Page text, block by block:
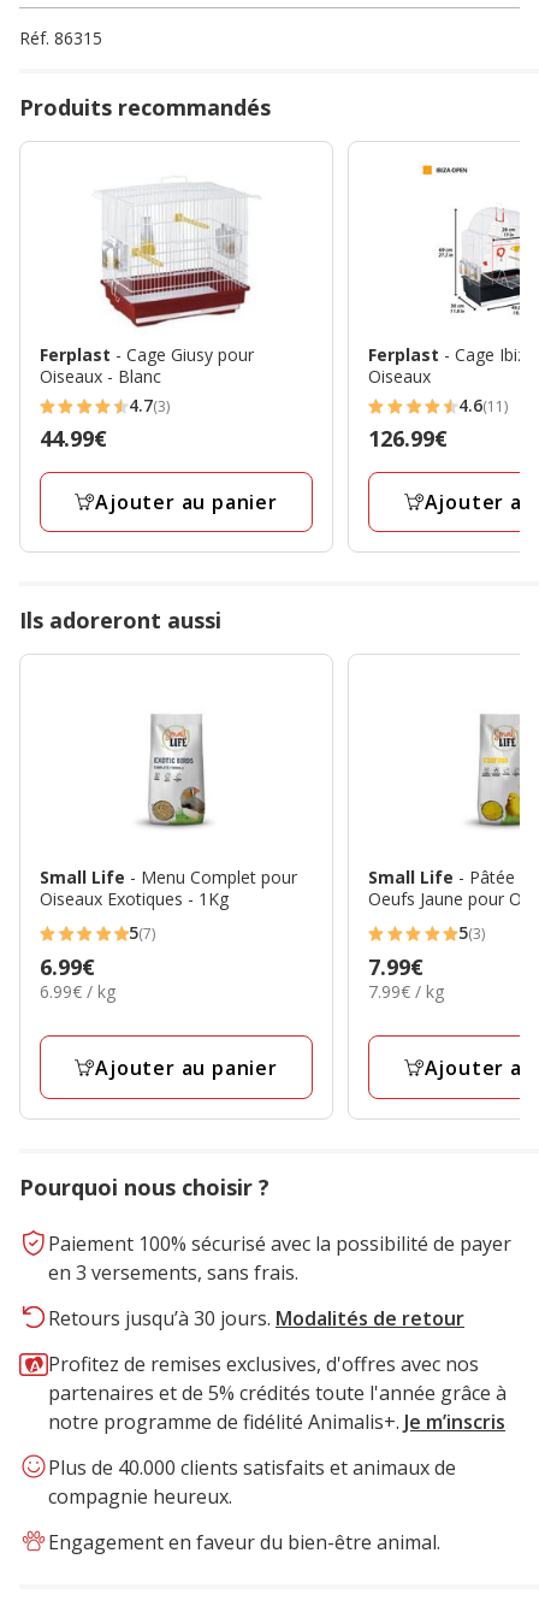
Réf. 86315
Produits recommandés
Ferplast - Cage Giusy pour
Oiseaux - Blanc
4.7
étoiles
avec
avis
4.7(3)
Prix
44.99€
44.99€
Ajouter au panier
Ferplast - Cage
Oiseaux
4.6
étoiles
avec
avis
4.6(11)
Prix
126.99€
126.99€
Ajouter
Ils adoreront aussi
Small Life - Menu Complet pour
Oiseaux Exotiques - 1Kg
5
étoiles
avec
7
5(7)
Prix
6.99€
6.99€
6.99€
Kg
6.99€ / kg
Ajouter au panier
Small Life - Pâtée
Oeufs Jaune pour
5
étoiles
avec
3
5(3)
Prix
7.99€
7.99€
7.99€
Kg
7.99€ / kg
Ajouter
Pourquoi nous choisir ?
Paiement 100% sécurisé avec la possibilité de payer
en 3 versements, sans frais.
Retours jusqu’à 30 jours. Modalités de retour
Profitez de remises exclusives, d'offres avec nos
partenaires et de 5% crédités toute l'année grâce à
notre programme de fidélité Animalis+. Je m’inscris
Plus de 40.000 clients satisfaits et animaux de
compagnie heureux.
Engagement en faveur du bien-être animal.